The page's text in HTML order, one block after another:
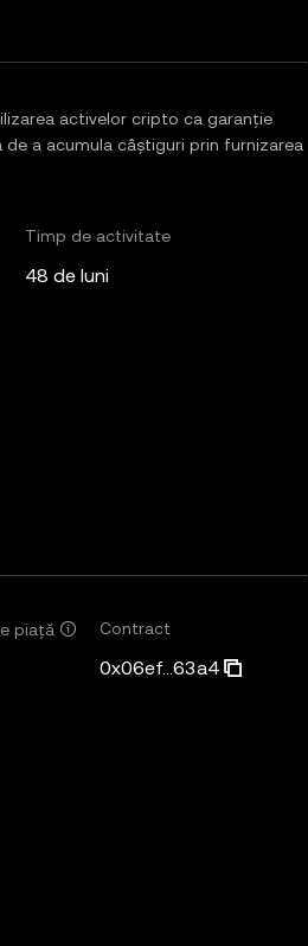
activelor cripto ca garanție
a acumula câștiguri prin furnizarea
Timp de activitate
48 de luni
Paradigm, Bain Capital Ventures
piață Contract
0x06ef...63a4